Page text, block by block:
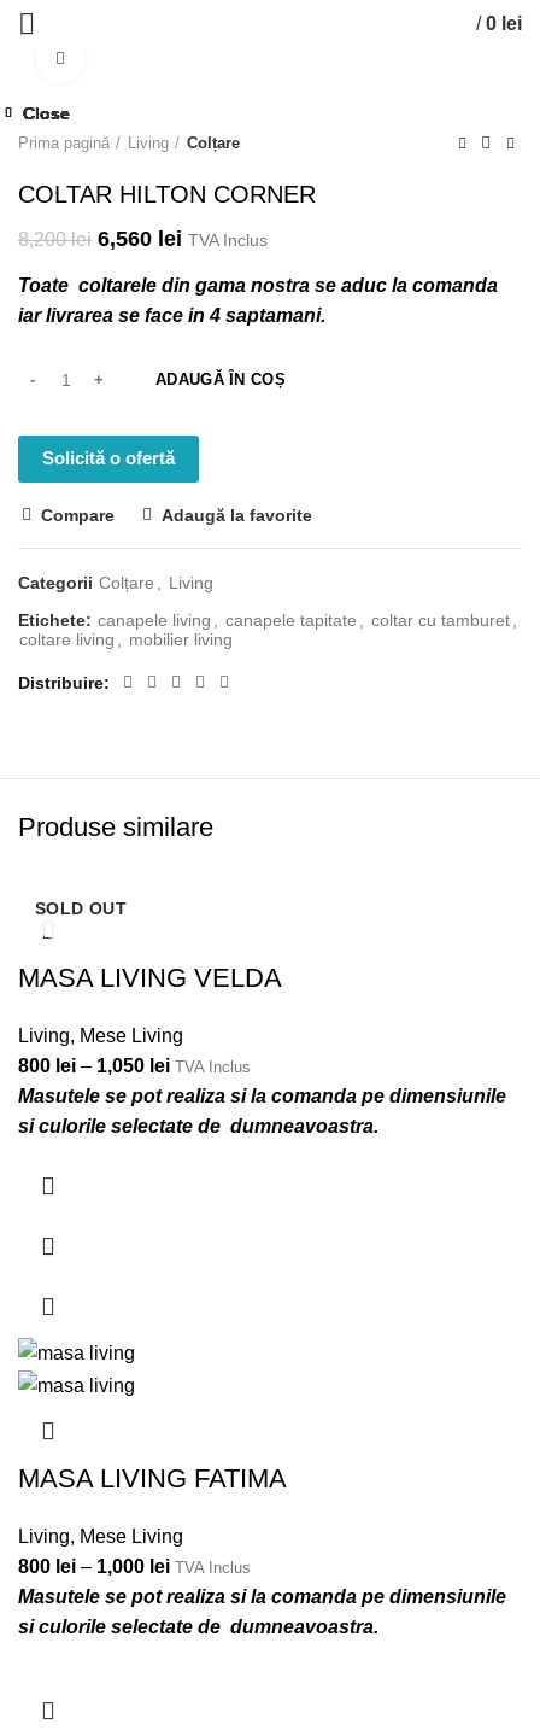
/ 0 lei
Prima pagină Living Colțare
COLTAR HILTON CORNER
8,200lei 6,560 lei TVA Inclus
Toate coltarele din gama nostra se aduc la comanda
iar livrarea se face in 4 saptamani.
ADAUGĂ ÎN COȘ
Solicită o ofertă
Compare Adaugă la favorite
Categorii Colțare
Living
Etichete: canapele living canapele tapitate coltar cu tamburet
coltare living
mobilier living
Distribuire
Produse similare
SOLD OUT
Close
MASA LIVING VELDA
Living, Mese Living
800 lei – 1,050 lei TVA Inclus
Masutele se pot realiza si la comanda pe dimensiunile
si culorile selectate de dumneavoastra.
Close
MASA LIVING FATIMA
Living, Mese Living
800 lei – 1,000 lei TVA Inclus
Masutele se pot realiza si la comanda pe dimensiunile
si culorile selectate de dumneavoastra.
Close
Close
Close
Close
Close
Close